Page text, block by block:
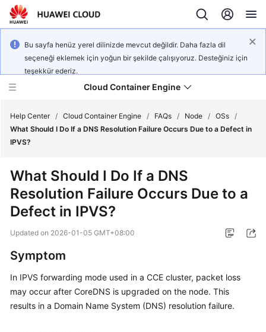
Bu sayfa henüz yerel dilinizde mevcut değildir. Daha fazla dil
seçeneği eklemek için yoğun bir şekilde çalışıyoruz. Desteğiniz için
teşekkür ederiz.
Cloud Container Engine
What's
New
Bulletin
Service
Overview
Billing
Help Center / Cloud Container Engine / FAQs / Node / OSs /
What Should I Do If a DNS Resolution Failure Occurs Due to a Defect in
IPVS?
What Should I Do If a DNS
Resolution Failure Occurs Due to a
Defect in IPVS?
Updated on 2026-01-05 GMT+08:00
Symptom
In IPVS forwarding mode used in a CCE cluster, packet loss
may occur after CoreDNS is upgraded on the node. This
results in a Domain Name System (DNS) resolution failure.